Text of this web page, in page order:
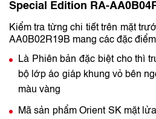
Special Edition RA-
Kiểm tra từng chi tiết trên mặt
AA0B02R19B mang các đặc
Là Phiên bản đặc biệt cho thì
bộ lớp áo giáp khung vỏ bên
màu vàng
Mã sản phẩm Orient SK mặt